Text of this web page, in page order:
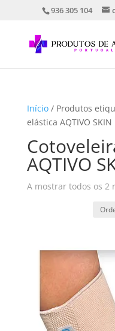
936 305 104
Início/ Produtos
elástica AQTIVO SKIN
AQTIVO
A mostrar todos os 2